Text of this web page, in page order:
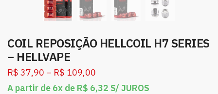
COIL REPOSIÇÃO HELLCOIL H7 SERIES
– HELLVAPE
R$ 37,90 – R$ 109,00
A partir de 6x de R$ 6,32 S/ JUROS